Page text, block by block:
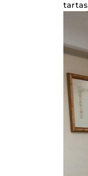
tartas